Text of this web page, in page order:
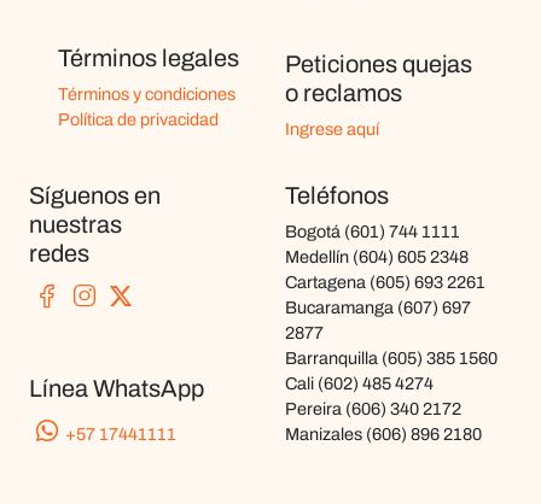
Términos legales
Términos y condiciones
Política de privacidad
Peticiones quejas
o reclamos
Ingrese aquí
Síguenos en
nuestras
redes
Línea WhatsApp
+57 17441111
Teléfonos
Bogotá (601) 744 1111
Medellín (604) 605 2348
Cartagena (605) 693 2261
Bucaramanga (607) 697
2877
Barranquilla (605) 385 1560
Cali (602) 485 4274
Pereira (606) 340 2172
Manizales (606) 896 2180